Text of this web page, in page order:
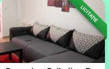
LICITAȚIE